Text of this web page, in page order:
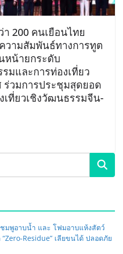
200 คนเยือนไทย
วามสัมพันธ์ทางการทูต
หน้ายกระดับ
มและการท่องเที่ยว
ร่วมการประชุมสุดยอด
เที่ยวเชิงวัฒนธรรมจีน-
ชมพูอาบน้ำ และ โฟมอาบแห้งสัตว์
Residue” เลียขนได้ ปลอดภัย